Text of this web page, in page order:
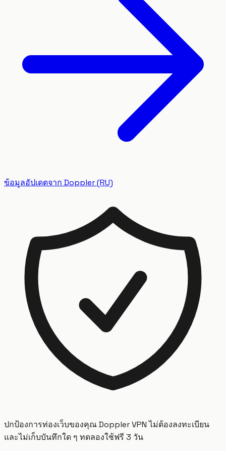
ข้อมูลอัปเดตจาก Doppler (RU)
ปกป้องการท่องเว็บของคุณ Doppler VPN ไม่ต้องลงทะเบียน
และไม่เก็บบันทึกใด ๆ ทดลองใช้ฟรี 3 วัน